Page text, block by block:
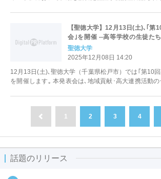
【聖徳大学】12月13日(土)､｢第
会｣を開催 --高等学校の生徒た
表--
聖徳大学
2025年12月08日 14:20
12月13日(土)､聖徳大学（千葉県松戸市）では｢第10
を開催します｡ 本発表会は､地域貢献･高大連携活動
1 2 3 4
話題のリリース